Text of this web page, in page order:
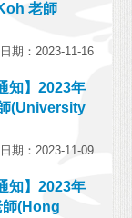
老師
期：2023-11-16
知】2023年
(University
期：2023-11-09
知】2023年
師(Hong